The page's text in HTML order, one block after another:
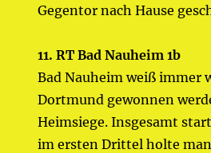
Gegentor nach Hause
11. RT Bad Nauheim 1b
Bad Nauheim weiß immer
Dortmund gewonnen
Heimsiege. Insgesamt
im ersten Drittel holte